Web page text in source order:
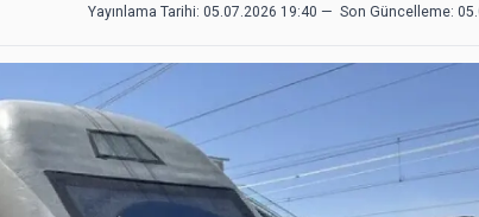
Yayınlama Tarihi: 05.07.2026 19:40 — Son Güncelleme: